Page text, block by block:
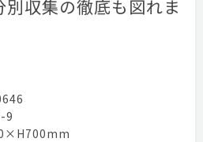
収集の徹底も図れま
9